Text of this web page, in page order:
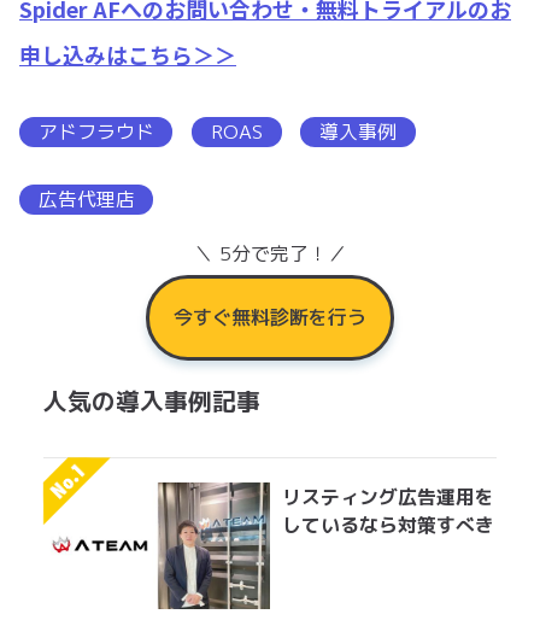
Spider AFへのお問い合わせ・無料トライアルのお
申し込みはこちら＞＞
アドフラウド ROAS 導入事例
広告代理店
＼ 5分で完了！／
今すぐ無料診断を行う
人気の導入事例記事
リスティング広告運用を
しているなら対策すべき